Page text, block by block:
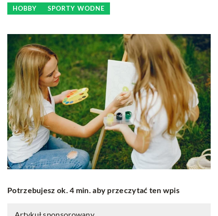
HOBBY SPORTY WODNE
Potrzebujesz ok. 4 min. aby przeczytać ten wpis